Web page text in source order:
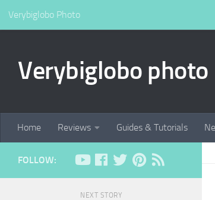
Verybiglobo Photo
Verybiglobo photo
Home Reviews Guides & Tutorials
FOLLOW:
NEXT STORY